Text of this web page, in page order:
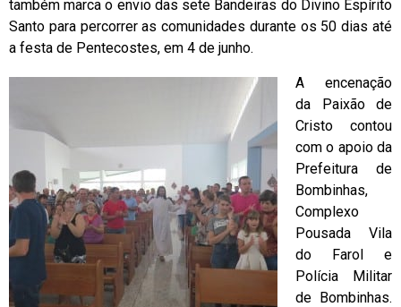
também marca o envio das sete Bandeiras do Divino Espírito
Santo para percorrer as comunidades durante os 50 dias até
a festa de Pentecostes, em 4 de junho.
A encenação
da Paixão de
Cristo contou
com o apoio da
Prefeitura de
Bombinhas,
Complexo
Pousada Vila
do Farol e
Polícia Militar
de Bombinhas.